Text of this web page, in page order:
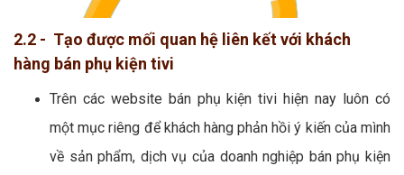
2.2 - Tạo được mối quan hệ liên kết với khách
hàng bán phụ kiện tivi
Trên các website bán phụ kiện tivi hiện nay luôn có
một mục riêng để khách hàng phản hồi ý kiến của mình
về sản phẩm, dịch vụ của doanh nghiệp bán phụ kiện